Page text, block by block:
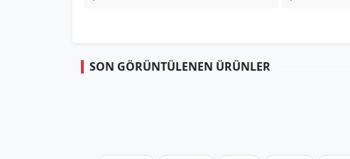
SON GÖRÜNTÜLENEN ÜRÜNLER